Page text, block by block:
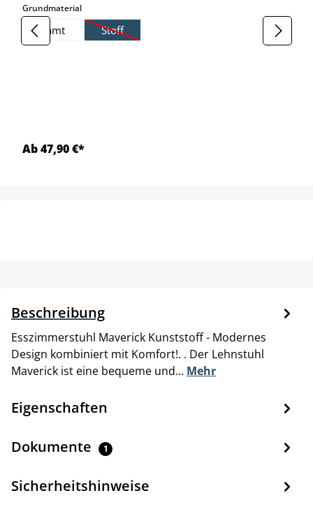
Grundmaterialauswählen
Samt Stoff
(Diese Option ist zurzeit nicht verfügbar.)
Ab 47,90 €*
Beschreibung
Esszimmerstuhl Maverick Kunststoff - Modernes
Design kombiniert mit Komfort!. . Der Lehnstuhl
Maverick ist eine bequeme und… Mehr
Eigenschaften
Dokumente 1
Sicherheitshinweise